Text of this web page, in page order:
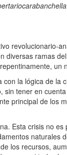
revolucionario-
diversas ramas
un
la lógica de la
sin tener en
principal de los
Esta crisis no es
naturales
los recursos,